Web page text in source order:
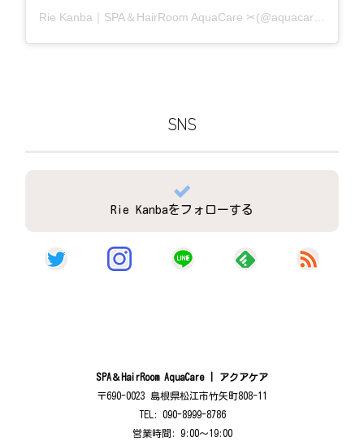
Rie Kanba｜SPA＆HairRoom AquaCare ✂(@aquacare_rie)がシェアした投稿
SNS
Rie Kanbaをフォローする
SPA＆HairRoom AquaCare | アクアケア
〒690-0023 島根県松江市竹矢町808-11
TEL: 090-8999-8786
営業時間: 9:00〜19:00